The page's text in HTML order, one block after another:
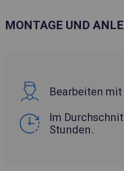
MONTAGE UND
Bearbeiten
Im
Stunden.